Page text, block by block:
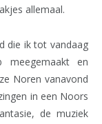
allemaal.
die ik tot vandaag
en
Noren vanavond
in een Noors
de muziek